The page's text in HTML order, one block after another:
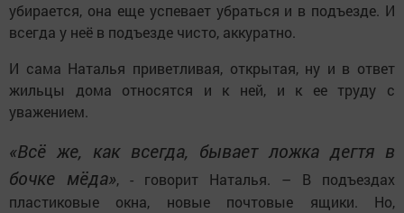
убирается, она еще успевает убраться и в подъезде. И
всегда у неё в подъезде чисто, аккуратно.
И сама Наталья приветливая, открытая, ну и в ответ
жильцы дома относятся и к ней, и к ее труду с
уважением.
«Всё же, как всегда, бывает ложка дегтя в
бочке мёда», - говорит Наталья. – В подъездах
пластиковые окна, новые почтовые ящики. Но,